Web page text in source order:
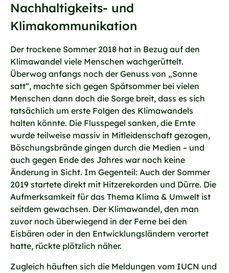
Nachhaltigkeits- und
Klimakommunikation
Der trockene Sommer 2018 hat in Bezug auf den
Klimawandel viele Menschen wachgerüttelt.
Überwog anfangs noch der Genuss von „Sonne
satt“, machte sich gegen Spätsommer bei vielen
Menschen dann doch die Sorge breit, dass es sich
tatsächlich um erste Folgen des Klimawandels
halten könnte. Die Flusspegel sanken, die Ernte
wurde teilweise massiv in Mitleidenschaft gezogen,
Böschungsbrände gingen durch die Medien – und
auch gegen Ende des Jahres war noch keine
Änderung in Sicht. Im Gegenteil: Auch der Sommer
2019 startete direkt mit Hitzerekorden und Dürre. Die
Aufmerksamkeit für das Thema Klima & Umwelt ist
seitdem gewachsen. Der Klimawandel, den man
zuvor noch überwiegend in der Ferne bei den
Eisbären oder in den Entwicklungsländern verortet
hatte, rückte plötzlich näher.
Zugleich häuften sich die Meldungen vom IUCN und